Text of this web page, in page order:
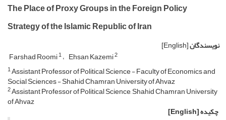
The Place of Proxy Groups in the Foreign Policy
Strategy of the Islamic Republic of Iran
نویسندگان[English]
Farshad Roomi1 Ehsan Kazemi2
1Assistant Professor of Political Science - Faculty of Economics and
Social Sciences - Shahid Chamran University of Ahvaz
2Assistant Professor of Political Science, Shahid Chamran University
of Ahvaz
چکیده[English]